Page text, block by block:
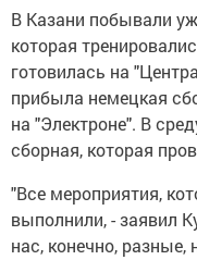
В Казани побывали
которая
готовилась на
прибыла немецкая
на "Электроне". В
сборная, которая
"Все мероприятия,
выполнили, - заявил
нас, конечно,